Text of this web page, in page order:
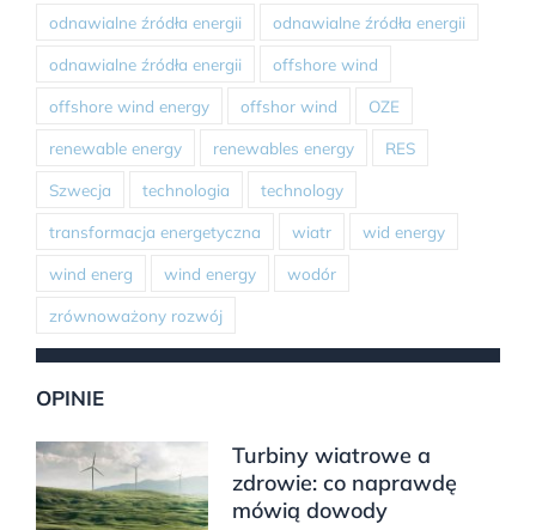
odnawialne źródła energii odnawialne źródła energii
odnawialne źródła energii offshore wind
offshore wind energy offshor wind OZE
renewable energy renewables energy RES
Szwecja technologia technology
transformacja energetyczna wiatr wid energy
wind energ wind energy wodór
zrównoważony rozwój
OPINIE
Turbiny wiatrowe a
zdrowie: co naprawdę
mówią dowody